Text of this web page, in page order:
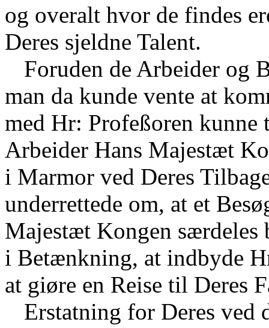
og overalt hvor de findes
Deres sjeldne Talent.
Foruden de Arbeider og
man da kunde vente at
med Hr: Profeßoren kunne
Arbeider Hans Majestæt
i Marmor ved Deres
underrettede om, at et
Majestæt Kongen særdeles
i Betænkning, at indbyde
at giøre en Reise til Deres
Erstatning for Deres ved